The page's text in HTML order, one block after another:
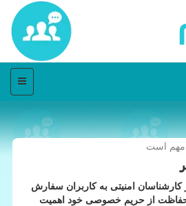
منو
مهم است
كارشناسان امنیتی به كاربران سفارش
حفاظت از حریم خصوصی خود اهمیت